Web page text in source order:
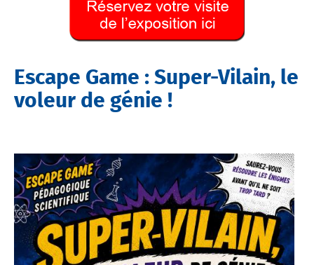
Escape Game : Super-Vilain, le
voleur de génie !